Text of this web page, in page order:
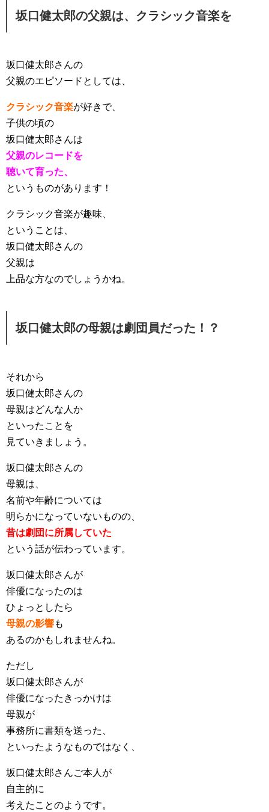
坂口健太郎の父親は、クラシック音楽を
坂口健太郎さんの
父親のエピソードとしては、
クラシック音楽が好きで、
子供の頃の
坂口健太郎さんは
父親のレコードを
聴いて育った、
というものがあります！
クラシック音楽が趣味、
ということは、
坂口健太郎さんの
父親は
上品な方なのでしょうかね。
坂口健太郎の母親は劇団員だった！？
それから
坂口健太郎さんの
母親はどんな人か
といったことを
見ていきましょう。
坂口健太郎さんの
母親は、
名前や年齢については
明らかになっていないものの、
昔は劇団に所属していた
という話が伝わっています。
坂口健太郎さんが
俳優になったのは
ひょっとしたら
母親の影響も
あるのかもしれませんね。
ただし
坂口健太郎さんが
俳優になったきっかけは
母親が
事務所に書類を送った、
といったようなものではなく、
坂口健太郎さんご本人が
自主的に
考えたことのようです。